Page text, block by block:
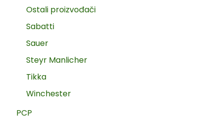
Ostali proizvođači
Sabatti
Sauer
Steyr Manlicher
Tikka
Winchester
PCP